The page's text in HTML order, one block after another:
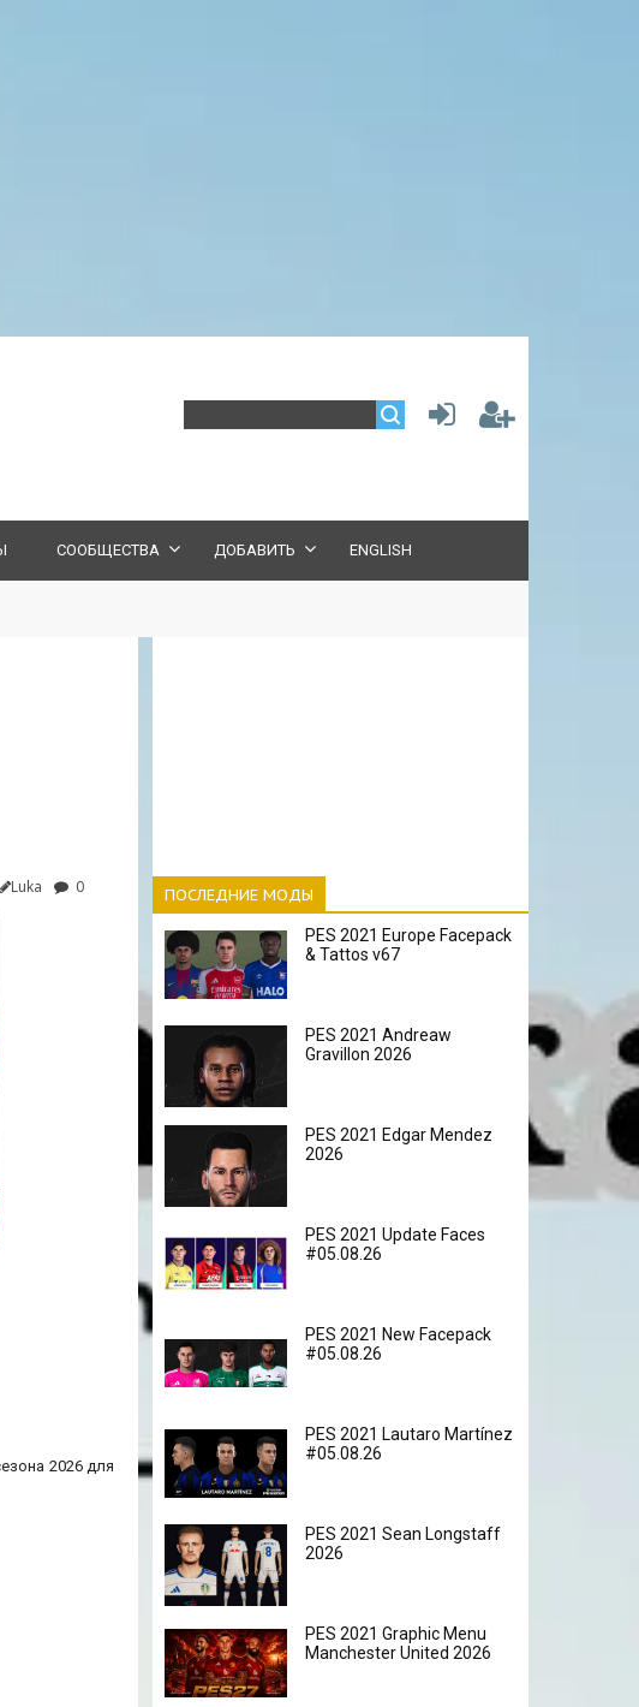
СООБЩЕСТВА ДОБАВИТЬ ENGLISH
Luka 0
2026 для
ПОСЛЕДНИЕ МОДЫ
PES 2021 Europe Facepack
& Tattos v67
PES 2021 Andreaw
Gravillon 2026
PES 2021 Edgar Mendez
2026
PES 2021 Update Faces
#05.08.26
PES 2021 New Facepack
#05.08.26
PES 2021 Lautaro Martínez
#05.08.26
PES 2021 Sean Longstaff
2026
PES 2021 Graphic Menu
Manchester United 2026